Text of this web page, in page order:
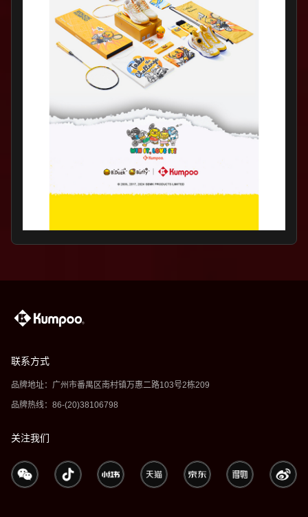
联系方式
品牌地址：广州市番禺区南村镇万惠二路103号2栋209
品牌热线：86-(20)38106798
关注我们